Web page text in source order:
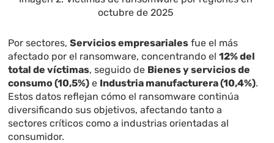
octubre de 2025
Por sectores,Servicios empresariales fue el más
afectado por el ransomware, concentrando el12% del
total de víctimas, seguido de Bienes y servicios de
consumo (10,5%) e Industria manufacturera (10,4%).
Estos datos reflejan cómo el ransomware continúa
diversificando sus objetivos, afectando tanto a
sectores críticos como a industrias orientadas al
consumidor.